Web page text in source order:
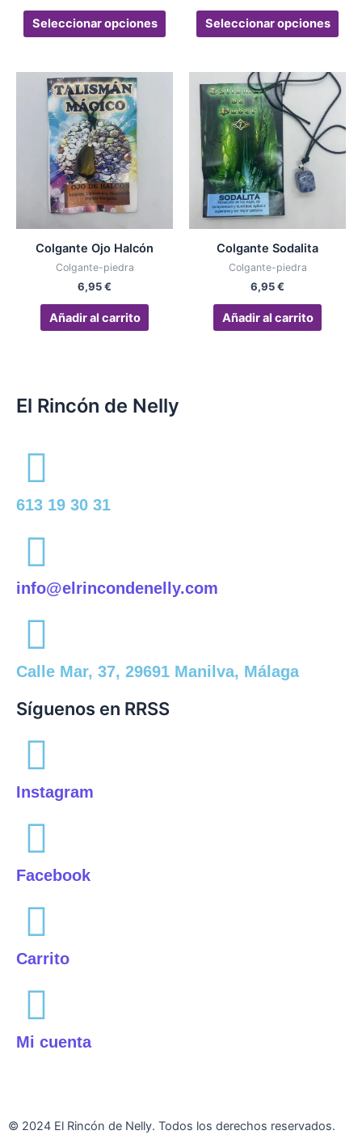
Seleccionar opciones
de
Seleccionar opciones
de
Colgante Ojo Halcón
Colgante-piedra
6,95€
Añadir al carrito
Colgante Sodalita
Colgante-piedra
6,95€
Añadir al carrito
El Rincón de Nelly
613 19 30 31
info@elrincondenelly.com
Calle Mar, 37, 29691 Manilva, Málaga
Síguenos en RRSS
Instagram
Facebook
Carrito
Mi cuenta
© 2024 El Rincón de Nelly. Todos los derechos reservados.